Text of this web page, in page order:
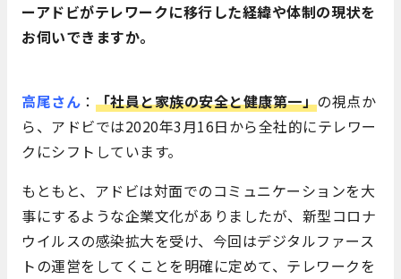
ーアドビがテレワークに移行した経緯や体制の現状を
お伺いできますか。
高尾さん ： 「社員と家族の安全と健康第一」の視点か
ら、アドビでは2020年3月16日から全社的にテレワー
クにシフトしています。
もともと、アドビは対面でのコミュニケーションを大
事にするような企業文化がありましたが、新型コロナ
ウイルスの感染拡大を受け、今回はデジタルファース
トの運営をしてくことを明確に定めて、テレワークを